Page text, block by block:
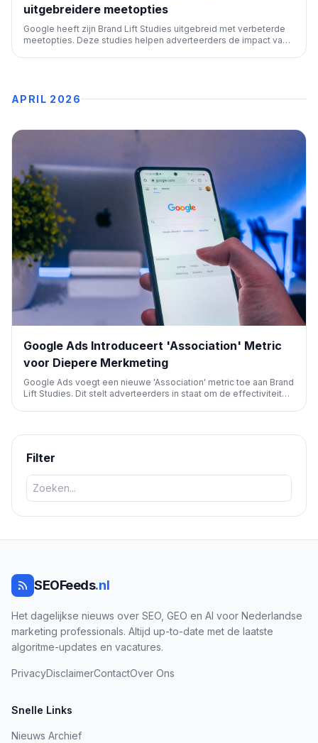
uitgebreidere meetopties
Google heeft zijn Brand Lift Studies uitgebreid met verbeterde
meetopties. Deze studies helpen adverteerders de impact van
APRIL 2026
Google Ads Introduceert 'Association' Metric
voor Diepere Merkmeting
Google Ads voegt een nieuwe 'Association' metric toe aan Brand
Lift Studies. Dit stelt adverteerders in staat om de effectiviteit
optimalisatie.
Filter
SEOFeeds.nl
Het dagelijkse nieuws over SEO, GEO en AI voor Nederlandse
marketing professionals. Altijd up-to-date met de laatste
algoritme-updates en vacatures.
PrivacyDisclaimerContactOver Ons
Snelle Links
Nieuws Archief